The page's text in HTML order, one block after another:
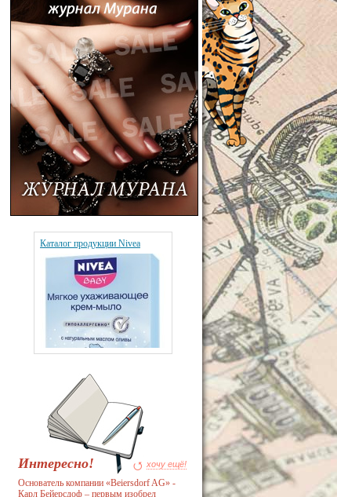
Каталог продукции Nivea
Интересно! хочу ещё!
Основатель компании «Beiersdorf AG» -
Карл Бейерсдоф – первым изобрел